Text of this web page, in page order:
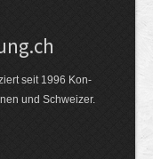
seit 1996 Kon­
und Schweizer.